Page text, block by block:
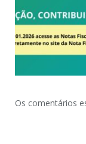
Os comentários